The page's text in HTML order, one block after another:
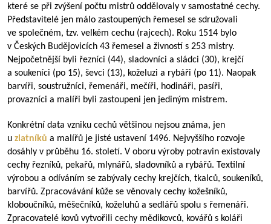
které se při zvýšení počtu mistrů oddělovaly v samostatné cechy.
Představitelé jen málo zastoupených řemesel se sdružovali
ve společném, tzv. velkém cechu (rajcech). Roku 1514 bylo
v Českých Budějovicích 43 řemesel a živností s 253 mistry.
Nejpočetnější byli řezníci (44), sladovníci a sládci (30), krejčí
a soukeníci (po 15), ševci (13), koželuzi a rybáři (po 11). Naopak
barvíři, soustružníci, řemenáři, mečíři, hodináři, pasíři,
provazníci a malíři byli zastoupeni jen jediným mistrem.
Konkrétní data vzniku cechů většinou nejsou známa, jen
u zlatníků a malířů je jisté ustavení 1496. Nejvyššího rozvoje
dosáhly v průběhu 16. století. V oboru výroby potravin existovaly
cechy řezníků, pekařů, mlynářů, sladovníků a rybářů. Textilní
výrobou a odíváním se zabývaly cechy krejčích, tkalců, soukeníků,
barvířů. Zpracovávání kůže se věnovaly cechy kožešníků,
kloboučníků, měšečníků, koželuhů a sedlářů spolu s řemenáři.
Zpracovatelé kovů vytvořili cechy mědikovců, kovářů s koláři